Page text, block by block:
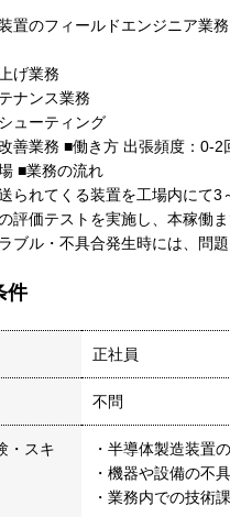
置のフィールドエンジニア業務
げ業務
ナンス業務
ューティング
善業務 ■働き方 出張頻度：0-
■業務の流れ
られてくる装置を工場内にて
評価テストを実施し、本稼働
ブル・不具合発生時には、問
件
正社員
不問
・スキ
・半導体製造装置
・機器や設備の不
・業務内での技術